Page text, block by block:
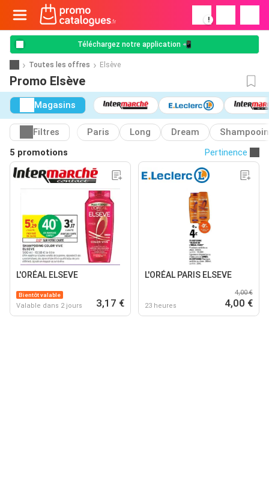
!
Téléchargez notre application 📲
Toutes les offres Elsève
Promo Elsève
Magasins
Filtres Paris Long Dream
5 promotions
Pertinence
L'ORÉAL ELSEVE
Bientôt valable
Valable dans 2 jours 3,17 €
L'ORÉAL PARIS ELSEVE
23 heures
4,00 €
4,00 €